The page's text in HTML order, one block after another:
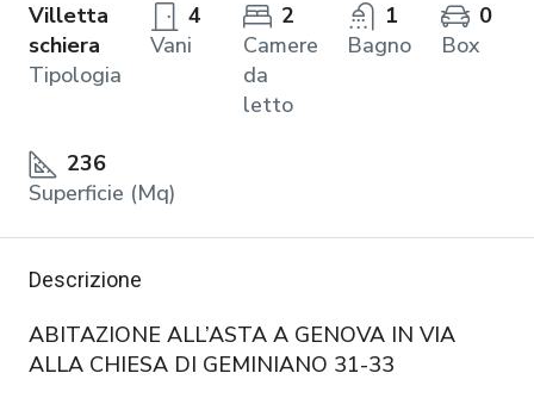
Villetta
schiera
Tipologia
4
Vani
2
Camere
da
letto
1
Bagno
0
Box
236
Superficie (Mq)
Descrizione
ABITAZIONE ALL’ASTA A GENOVA IN VIA
ALLA CHIESA DI GEMINIANO 31-33